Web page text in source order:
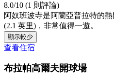
8.0/10 (1 則評論)
阿奴班波寺是阿蘭亞普拉特的
(2.1 英里)，非常值得一遊。
顯示較少
查看住宿
布拉帕高爾夫開球場